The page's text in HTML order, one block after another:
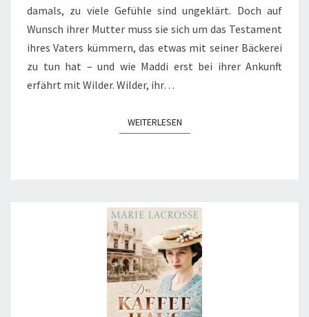
damals, zu viele Gefühle sind ungeklärt. Doch auf
Wunsch ihrer Mutter muss sie sich um das Testament
ihres Vaters kümmern, das etwas mit seiner Bäckerei
zu tun hat – und wie Maddi erst bei ihrer Ankunft
erfährt mit Wilder. Wilder, ihr…
WEITERLESENWEITERLESEN